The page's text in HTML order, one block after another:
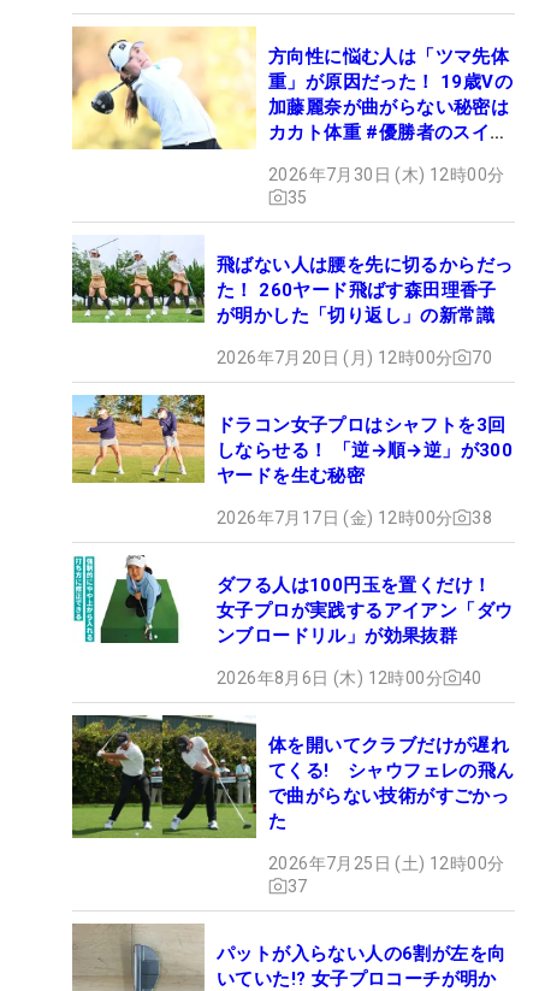
方向性に悩む人は「ツマ先体
重」が原因だった！ 19歳Vの
加藤麗奈が曲がらない秘密は
カカト体重 #優勝者のスイン
2026年7月30日 (木) 12時00分
35
飛ばない人は腰を先に切るからだっ
た！ 260ヤード飛ばす森田理香子
が明かした「切り返し」の新常識
2026年7月20日 (月) 12時00分 70
ドラコン女子プロはシャフトを3回
しならせる！ 「逆→順→逆」が300
ヤードを生む秘密
2026年7月17日 (金) 12時00分 38
ダフる人は100円玉を置くだけ！
女子プロが実践するアイアン「ダウ
ンブロードリル」が効果抜群
2026年8月6日 (木) 12時00分 40
体を開いてクラブだけが遅れ
てくる! シャウフェレの飛ん
で曲がらない技術がすごかっ
た
2026年7月25日 (土) 12時00分
37
パットが入らない人の6割が左を向
いていた!? 女子プロコーチが明か